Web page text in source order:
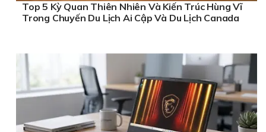
Top 5 Kỳ Quan Thiên Nhiên Và Kiến Trúc Hùng Vĩ
Trong Chuyến Du Lịch Ai Cập Và Du Lịch Canada